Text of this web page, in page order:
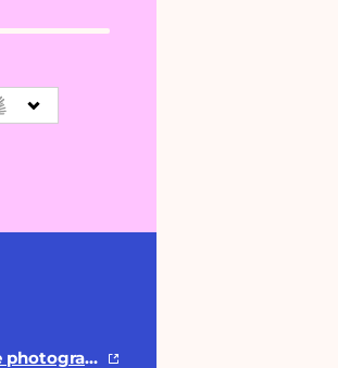
Caroline Gaume artiste photographe plasticienne